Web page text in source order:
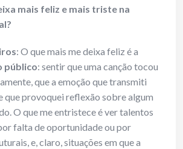
mais feliz e mais triste na
: O que mais me deixa feliz é a
público: sentir que uma canção tocou
que a emoção que transmiti
que provoquei reflexão sobre algum
O que me entristece é ver talentos
falta de oportunidade ou por
e, claro, situações em que a